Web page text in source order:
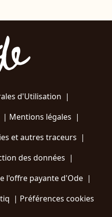
d'Utilisation |
Mentions légales |
et autres traceurs |
des données |
l'offre payante d'Ode |
| Préférences cookies